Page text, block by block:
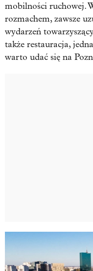
mobilności ruchowej.
rozmachem, zawsze
wydarzeń
także restauracja,
warto udać się na